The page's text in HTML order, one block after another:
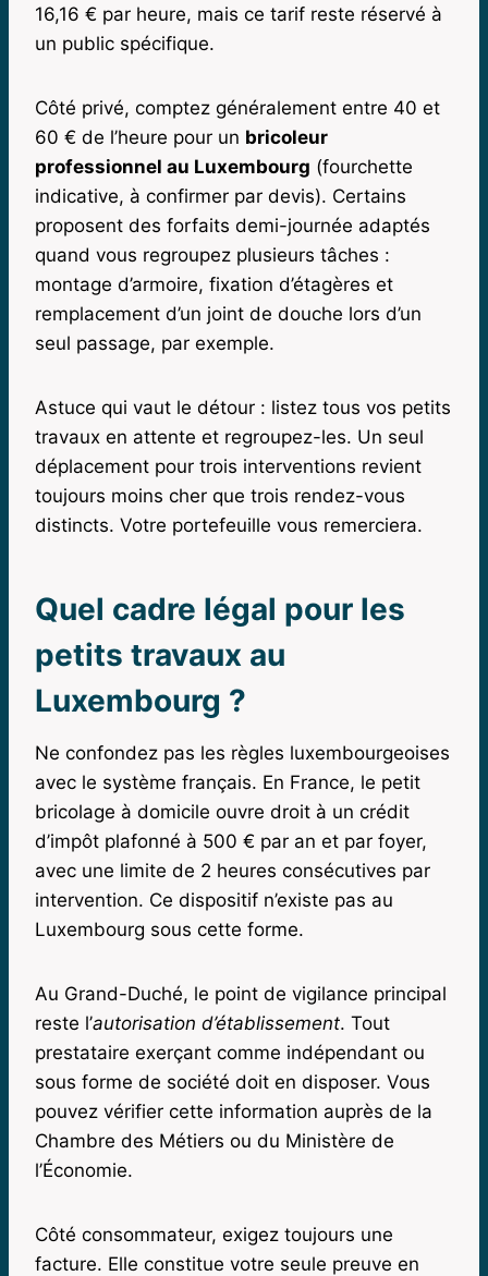
16,16 € par heure, mais ce tarif reste réservé à
un public spécifique.
Côté privé, comptez généralement entre 40 et
60 € de l’heure pour un bricoleur
professionnel au Luxembourg (fourchette
indicative, à confirmer par devis). Certains
proposent des forfaits demi-journée adaptés
quand vous regroupez plusieurs tâches :
montage d’armoire, fixation d’étagères et
remplacement d’un joint de douche lors d’un
seul passage, par exemple.
Astuce qui vaut le détour : listez tous vos petits
travaux en attente et regroupez-les. Un seul
déplacement pour trois interventions revient
toujours moins cher que trois rendez-vous
distincts. Votre portefeuille vous remerciera.
Quel cadre légal pour les
petits travaux au
Luxembourg ?
Ne confondez pas les règles luxembourgeoises
avec le système français. En France, le petit
bricolage à domicile ouvre droit à un crédit
d’impôt plafonné à 500 € par an et par foyer,
avec une limite de 2 heures consécutives par
intervention. Ce dispositif n’existe pas au
Luxembourg sous cette forme.
Au Grand-Duché, le point de vigilance principal
reste l’autorisation d’établissement. Tout
prestataire exerçant comme indépendant ou
sous forme de société doit en disposer. Vous
pouvez vérifier cette information auprès de la
Chambre des Métiers ou du Ministère de
l’Économie.
Côté consommateur, exigez toujours une
facture. Elle constitue votre seule preuve en